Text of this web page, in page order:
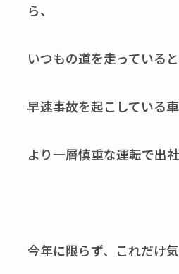
ら、
いつもの道を走っていると
早速事故を起こしている車
より一層慎重な運転で出
今年に限らず、これだけ気